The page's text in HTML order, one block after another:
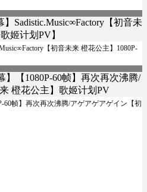
【初音未来 橙花公主】1080P-
帧】再次再次沸腾/アゲアゲアゲイン【初